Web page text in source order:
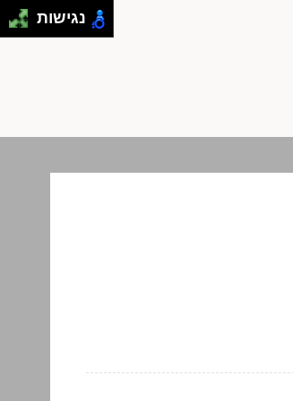
נגישות